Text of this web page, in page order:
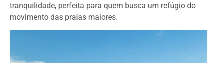
tranquilidade, perfeita para quem busca um refúgio do
movimento das praias maiores.